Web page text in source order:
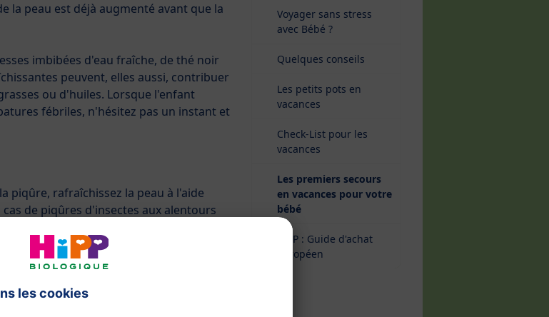
la peau est déjà augmenté avant que la
imbibées d'eau fraîche, de thé noir
peuvent, elles aussi, contribuer
ou d'huiles. Lorsque l'enfant
fébriles, n'hésitez pas un instant et
piqûre, rafraîchissez la peau à l'aide
de piqûres d'insectes aux alentours
et allez immédiatement voir un
cuillérées de jus de pêche, de
Voyager sans stress
avec Bébé ?
Quelques conseils
Les petits pots en
vacances
Check-List pour les
vacances
Les premiers secours
en vacances pour votre
bébé(current)
HiPP : Guide d'achat
Européen